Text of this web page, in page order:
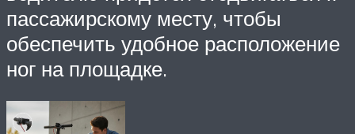
пассажирскому месту, чтобы
обеспечить удобное расположение
ног на площадке.